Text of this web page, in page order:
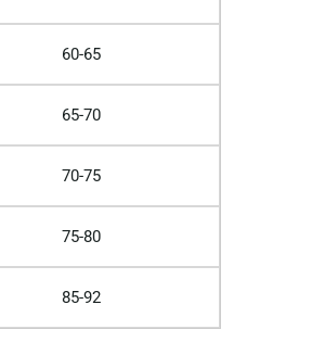
60-65
65-70
70-75
75-80
85-92